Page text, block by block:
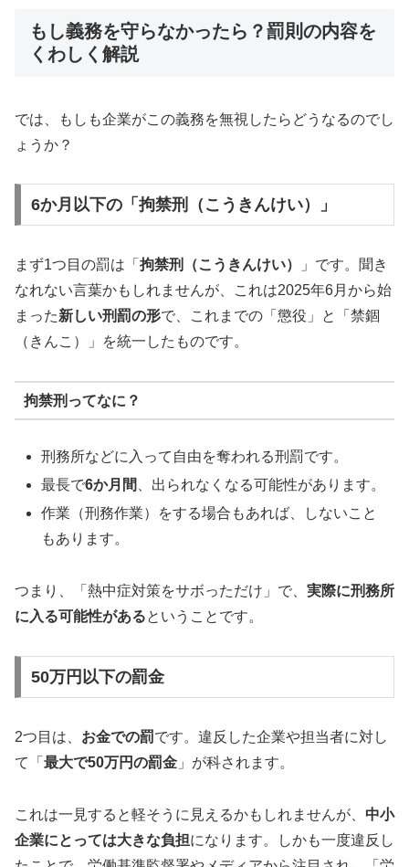
もし義務を守らなかったら？罰則の内容を
くわしく解説
では、もしも企業がこの義務を無視したらどうなるのでし
ょうか？
6か月以下の「拘禁刑（こうきんけい）」
まず1つ目の罰は「 拘禁刑（こうきんけい）
」です。聞き
なれない言葉かもしれませんが、これは2025年6月から始
まった新しい刑罰の形で、これまでの「懲役」と「禁錮
（きんこ）」を統一したものです。
拘禁刑ってなに？
刑務所などに入って自由を奪われる刑罰です。
最長で6か月間
、出られなくなる可能性があります。
作業（刑務作業）をする場合もあれば、しないこと
もあります。
つまり、「熱中症対策をサボっただけ」で、 実際に刑務所
に入る可能性があるということです。
50万円以下の罰金
2つ目は、 お金での罰です。違反した企業や担当者に対し
て「 最大で50万円の罰金 」が科されます。
これは一見すると軽そうに見えるかもしれませんが、 中小
企業にとっては大きな負担になります。しかも一度違反し